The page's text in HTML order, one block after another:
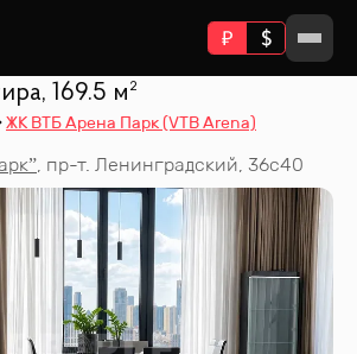
169.5 м²
ЖК ВТБ Арена Парк (VTB Arena)
”, пр-т. Ленинградский, 36с40